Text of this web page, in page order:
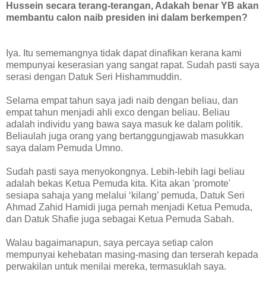
Hussein secara terang-terangan, Adakah benar YB akan
membantu calon naib presiden ini dalam berkempen?
Iya. Itu sememangnya tidak dapat dinafikan kerana kami
mempunyai keserasian yang sangat rapat. Sudah pasti saya
serasi dengan Datuk Seri Hishammuddin.
Selama empat tahun saya jadi naib dengan beliau, dan
empat tahun menjadi ahli exco dengan beliau. Beliau
adalah individu yang bawa saya masuk ke dalam politik.
Beliaulah juga orang yang bertanggungjawab masukkan
saya dalam Pemuda Umno.
Sudah pasti saya menyokongnya. Lebih-lebih lagi beliau
adalah bekas Ketua Pemuda kita. Kita akan 'promote'
sesiapa sahaja yang melalui ‘kilang’ pemuda, Datuk Seri
Ahmad Zahid Hamidi juga pernah menjadi Ketua Pemuda,
dan Datuk Shafie juga sebagai Ketua Pemuda Sabah.
Walau bagaimanapun, saya percaya setiap calon
mempunyai kehebatan masing-masing dan terserah kepada
perwakilan untuk menilai mereka, termasuklah saya.